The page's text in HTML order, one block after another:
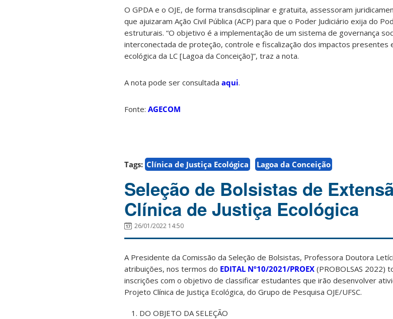
O GPDA e o OJE, de forma transdisciplinar e gratuita, assessoram
que ajuizaram Ação Civil Pública (ACP) para que o Poder Judiciário exija do
estruturais. “O objetivo é a implementação de um sistema de governança
interconectada de proteção, controle e fiscalização dos impactos presentes
ecológica da LC [Lagoa da Conceição]”, traz a nota.
A nota pode ser consultada aqui.
Fonte: AGECOM
Tags: Clínica de Justiça Ecológica Lagoa da Conceição
Seleção de Bolsistas de
Clínica de Justiça Ecológica
26/01/2022 14:50
A Presidente da Comissão da Seleção de Bolsistas, Professora Doutora
atribuições, nos termos do EDITAL Nº10/2021/PROEX (PROBOLSAS 2022)
inscrições com o objetivo de classificar estudantes que irão desenvolver
Projeto Clínica de Justiça Ecológica, do Grupo de Pesquisa OJE/UFSC.
DO OBJETO DA SELEÇÃO